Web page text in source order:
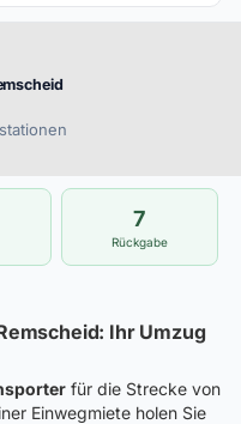
7
Rückgabe
Ihr Umzug
für die Strecke von
Einwegmiete holen Sie